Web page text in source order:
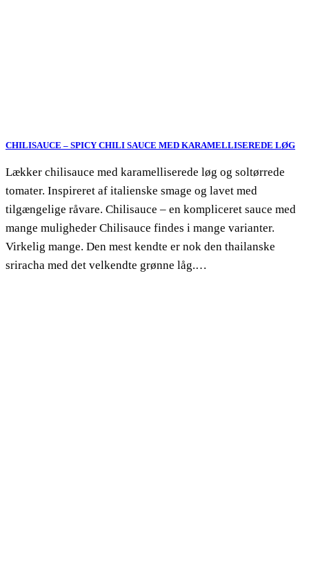
CHILISAUCE – SPICY CHILI SAUCE MED KARAMELLISEREDE LØG
Lækker chilisauce med karamelliserede løg og soltørrede
tomater. Inspireret af italienske smage og lavet med
tilgængelige råvare. Chilisauce – en kompliceret sauce med
mange muligheder Chilisauce findes i mange varianter.
Virkelig mange. Den mest kendte er nok den thailanske
sriracha med det velkendte grønne låg.…